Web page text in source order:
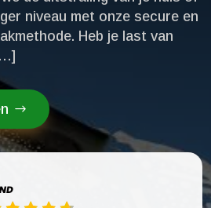
niveau met onze secure en
Heb je last van